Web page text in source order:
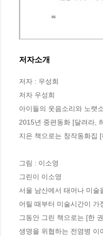
저자소개
저자 : 우성희
저자 우성희
아이들의 웃음소리와 노랫
2015년 중편동화 [달려라,
지은 책으로는 창작동화집
그림 : 이소영
그린이 이소영
서울 남산에서 태어나 미술
어릴 때부터 미술시간이
그동안 그린 책으로는 [한
생명을 위협하는 전염병 이